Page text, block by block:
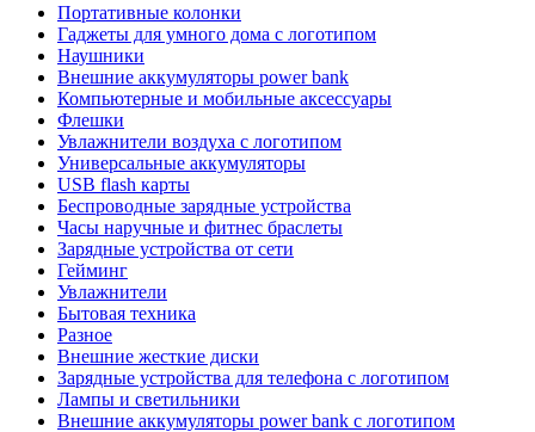
Портативные колонки
Гаджеты для умного дома с логотипом
Наушники
Внешние аккумуляторы power bank
Компьютерные и мобильные аксессуары
Флешки
Увлажнители воздуха с логотипом
Универсальные аккумуляторы
USB flash карты
Беспроводные зарядные устройства
Часы наручные и фитнес браслеты
Зарядные устройства от сети
Гейминг
Увлажнители
Бытовая техника
Разное
Внешние жесткие диски
Зарядные устройства для телефона с логотипом
Лампы и светильники
Внешние аккумуляторы power bank с логотипом